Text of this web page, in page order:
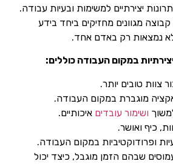
יצירתיים למשימות ובעיות עבודה.
מגוונים מחזיקים ביחד בידע
נמצאות רק באדם אחד.
במקום העבודה כוללים:
צוות טובים יותר.
מוגברת במקום העבודה.
ושימור עובדים איכותיים.
כיף ואושר.
ופרודוקטיביות במקום העבודה.
שבהם הזמן מוגבל, כיצד יכול